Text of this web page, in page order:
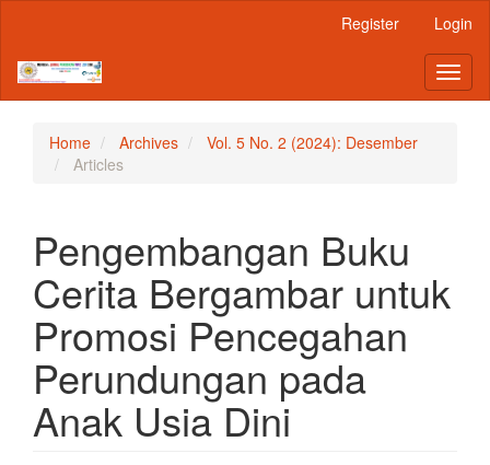
Content
Sidebar
Register Login
Home Archives
Vol. 5 No. 2 (2024): Desember
Articles
Pengembangan Buku
Cerita Bergambar untuk
Promosi Pencegahan
Perundungan pada
Anak Usia Dini